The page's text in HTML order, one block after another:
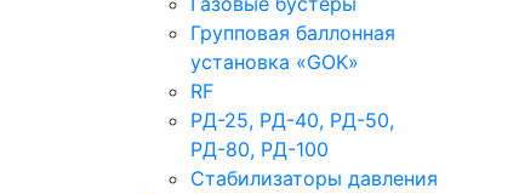
Групповая баллонная
установка «GOK»
RF
РД-25, РД-40, РД-50,
РД-80, РД-100
Стабилизаторы давления